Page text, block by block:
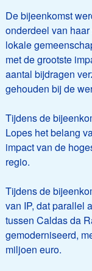
De bijeenkomst
onderdeel van
lokale
met de grootste
aantal bijdragen
gehouden bij de
Tijdens de
Lopes het belang
impact van de
regio.
Tijdens de
van IP, dat parallel
tussen Caldas da
gemoderniseerd,
miljoen euro.